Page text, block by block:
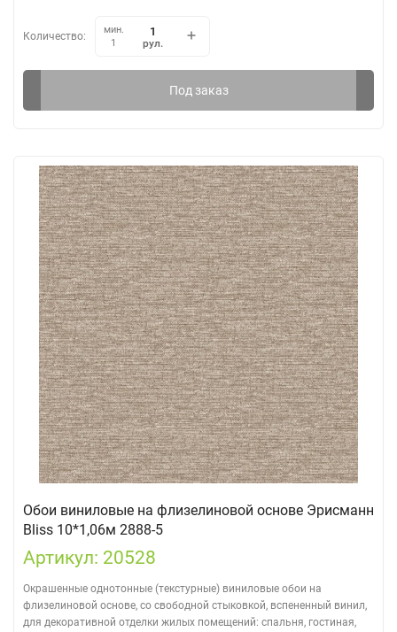
Количество:
мин.
1
рул.
Под заказ
Обои виниловые на флизелиновой основе Эрисманн
Bliss 10*1,06м 2888-5
Артикул: 20528
Окрашенные однотонные (текстурные) виниловые обои на
флизелиновой основе, со свободной стыковкой, вспененный винил,
для декоративной отделки жилых помещений: спальня, гостиная,